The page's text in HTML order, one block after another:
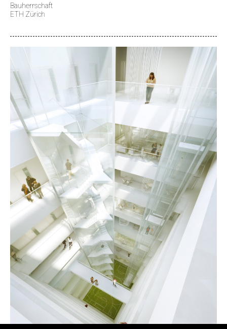
Bauherrschaft
ETH Zürich